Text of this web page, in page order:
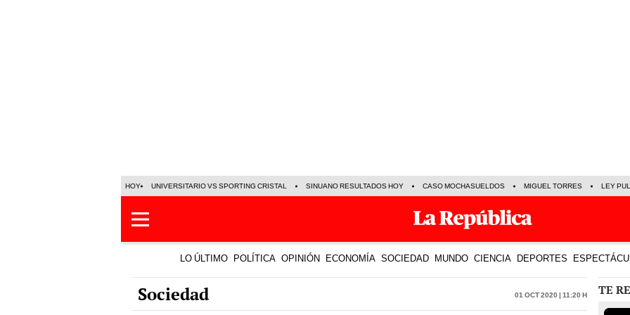
HOY UNIVERSITARIO VS SPORTING CRISTAL SINUANO RESULTADOS HOY CASO MOCHASUELDOS MIGUEL TORRES LEY
LO ÚLTIMO POLÍTICA OPINIÓN ECONOMÍA SOCIEDAD MUNDO CIENCIA DEPORTES
Sociedad 01 Oct 2020 | 11:20 h TE